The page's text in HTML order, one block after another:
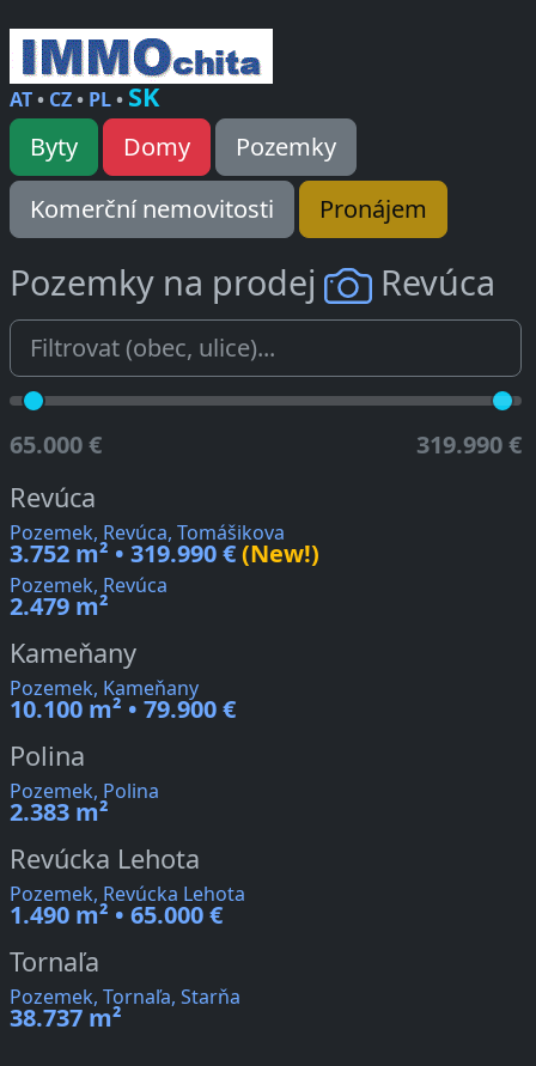
AT• CZ• PL• SK
Byty Domy
Pozemky
Komerční nemovitosti
Pronájem
Pozemky na prodej Revúca
65.000 € 319.990 €
Revúca
Pozemek, Revúca, Tomášikova
3.752 m² • 319.990 €(New!)
Pozemek, Revúca
2.479 m²
Kameňany
Pozemek, Kameňany
10.100 m² • 79.900 €
Polina
Pozemek, Polina
2.383 m²
Revúcka Lehota
Pozemek, Revúcka Lehota
1.490 m² • 65.000 €
Tornaľa
Pozemek, Tornaľa, Starňa
38.737 m²